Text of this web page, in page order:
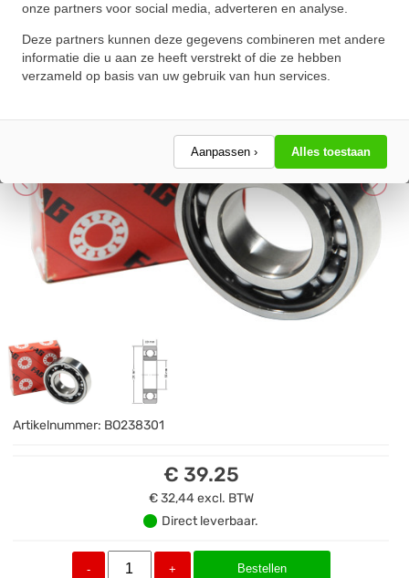
onze partners voor social media, adverteren en analyse.
Deze partners kunnen deze gegevens combineren met andere
informatie die u aan ze heeft verstrekt of die ze hebben
verzameld op basis van uw gebruik van hun services.
Aanpassen › Alles toestaan
Artikelnummer: BO238301
€ 39.25
€ 32,44 excl. BTW
Direct leverbaar.
- + Bestellen